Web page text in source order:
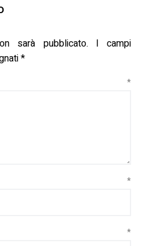
sarà pubblicato.
I campi
*
*
*
*